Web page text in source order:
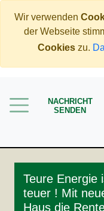
Wir verwenden
der Webseite
Cookies zu.
NACHRICHT
SENDEN
Immobilien
Mehr Geld verdienen
Meine Angebote
Teure Energie
teuer ! Mit
Haus die